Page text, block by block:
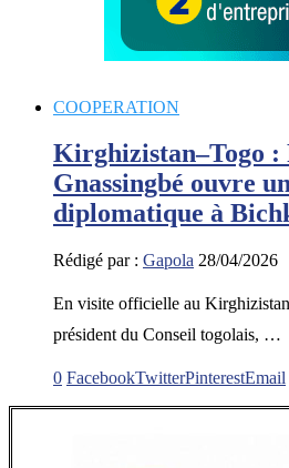
COOPERATION
Kirghizistan–Togo :
Gnassingbé ouvre
diplomatique à
Rédigé par : Gapola 28/04/2026
En visite officielle au
président du Conseil togolais, …
0 FacebookTwitterPinterestEmail